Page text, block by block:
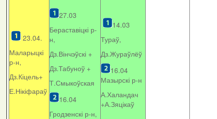
23.04.
Маларыцкі
р-н,
Дз.Кіцель+
Е.Нікіфараў
27.03
Бераставіцкі р-
н,
Дз.Вінчэўскі +
Дз.Табуноў +
Т.Смыкоўская
16.04
Гродзенскі р-н,
14.03
Тураў,
Дз.Жураўлёў
16.04
Мазырскі р-н
А.Халандач
+А.Зяцікаў